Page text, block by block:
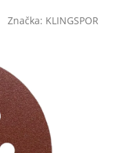
Značka: KLINGSPOR